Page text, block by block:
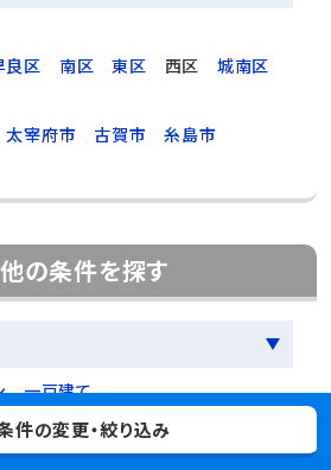
良区 南区 東区 西区
城南区
太宰府市 古賀市
糸島市
他の条件を探す
一戸建て
件の変更・絞り込み